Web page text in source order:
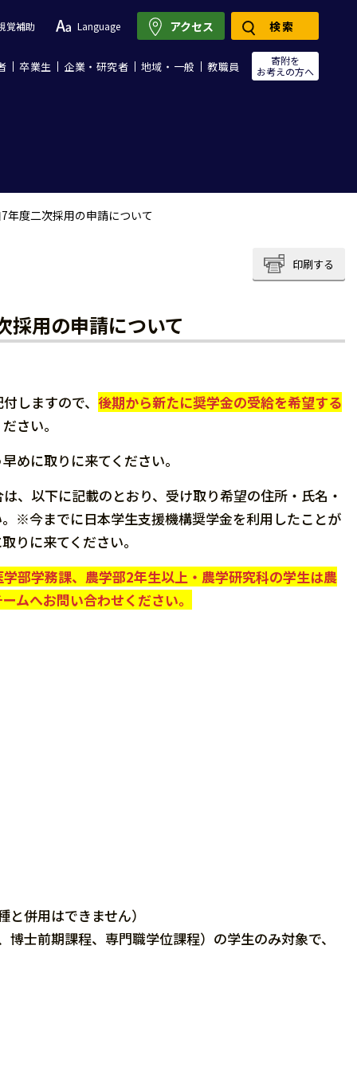
覚補助 Language
卒業生 企業・研究者 地域・一般 教職員
寄附を
お考えの方へ
アクセス 検索
年度二次採用の申請について
印刷する
採用の申請について
しますので、 後期から新たに奨学金の受給を希望する
さい。
めに取りに来てください。
、以下に記載のとおり、受け取り希望の住所・氏名・
※今までに日本学生支援機構奨学金を利用したことが
りに来てください。
部学務課、農学部2年生以上・農学研究科の学生は農
ムへお問い合わせください。
。
併用はできません）
士前期課程、専門職学位課程）の学生のみ対象で、